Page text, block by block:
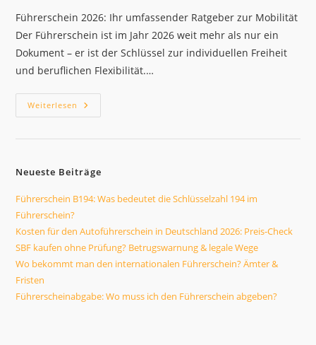
Führerschein 2026: Ihr umfassender Ratgeber zur Mobilität
Der Führerschein ist im Jahr 2026 weit mehr als nur ein
Dokument – er ist der Schlüssel zur individuellen Freiheit
und beruflichen Flexibilität.…
Weiterlesen Führerschein
2026:
Verfahren
Neueste Beiträge
Führerschein B194: Was bedeutet die Schlüsselzahl 194 im
Führerschein?
Kosten für den Autoführerschein in Deutschland 2026: Preis-Check
SBF kaufen ohne Prüfung? Betrugswarnung & legale Wege
Wo bekommt man den internationalen Führerschein? Ämter &
Fristen
Führerscheinabgabe: Wo muss ich den Führerschein abgeben?